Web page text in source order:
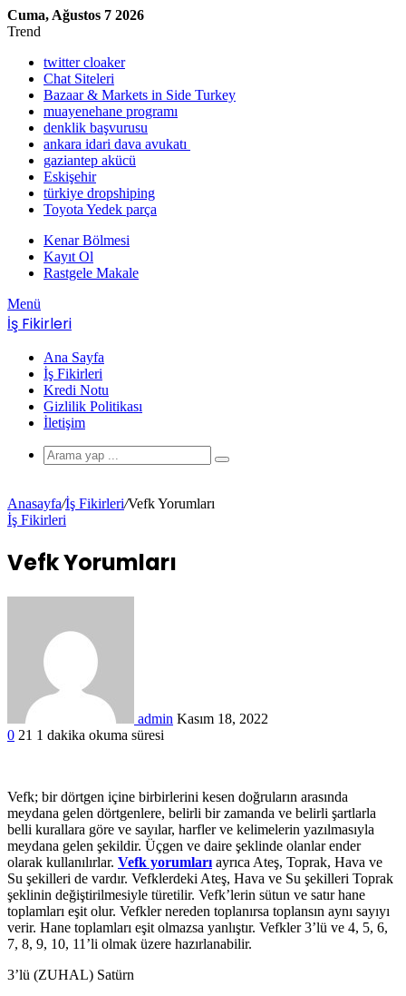
Cuma, Ağustos 7 2026
Trend
twitter cloaker
Chat Siteleri
Bazaar & Markets in Side Turkey
muayenehane programı
denklik başvurusu
ankara idari dava avukatı
gaziantep akücü
Eskişehir
türkiye dropshiping
Toyota Yedek parça
Kenar Bölmesi
Kayıt Ol
Rastgele Makale
Menü
İş Fikirleri
Ana Sayfa
İş Fikirleri
Kredi Notu
Gizlilik Politikası
İletişim
Anasayfa/İş Fikirleri/Vefk Yorumları
İş Fikirleri
Vefk Yorumları
admin Kasım 18, 2022
0 21 1 dakika okuma süresi
Vefk; bir dörtgen içine birbirlerini kesen doğruların arasında
meydana gelen dörtgenlere, belirli bir zamanda ve belirli şartlarla
belli kurallara göre ve sayılar, harfler ve kelimelerin yazılmasıyla
meydana gelen şekildir. Üçgen ve daire şeklinde olanlar ender
olarak kullanılırlar. Vefk yorumları ayrıca Ateş, Toprak, Hava ve
Su şekilleri de vardır. Vefklerdeki Ateş, Hava ve Su şekilleri Toprak
şeklinin değiştirilmesiyle türetilir. Vefk’lerin sütun ve satır hane
toplamları eşit olur. Vefkler nereden toplanırsa toplansın aynı sayıyı
verir. Hane toplamları eşit olmazsa yanlıştır. Vefkler 3’lü ve 4, 5, 6,
7, 8, 9, 10, 11’li olmak üzere hazırlanabilir.
3’lü (ZUHAL) Satürn